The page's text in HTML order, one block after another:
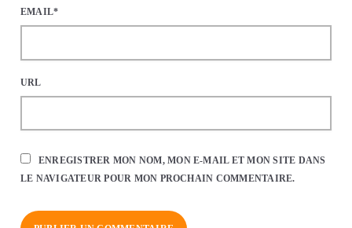
EMAIL*
URL
ENREGISTRER MON NOM, MON E-MAIL ET MON SITE DANS
LE NAVIGATEUR POUR MON PROCHAIN COMMENTAIRE.